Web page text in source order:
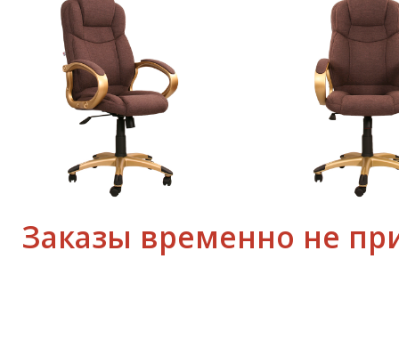
Заказы временно не